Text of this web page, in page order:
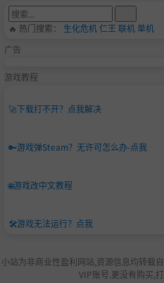
🔥 热门搜索： 生化危机仁王联机单机
广告
游戏教程
🚀下载打不开？点我解决
🔑游戏弹Steam？无许可怎么办-点我
🌐游戏改中文教程
🛠️游戏无法运行？点我
小站为非商业性盈利网站,资源信息均转载
VIP账号.更没有购买,